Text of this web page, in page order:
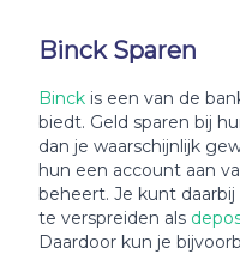
Binck Sparen
Binck is een van de
biedt. Geld sparen bij
dan je waarschijnlijk
hun een account aan
beheert. Je kunt
te verspreiden als
Daardoor kun je